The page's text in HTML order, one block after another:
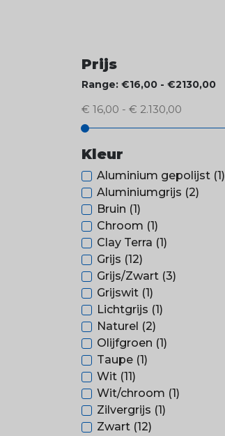
Prijs
Range: €16,00 - €2130,00
€ 16,00 - € 2.130,00
Kleur
Aluminium gepolijst (1)
Aluminiumgrijs (2)
Bruin (1)
Chroom (1)
Clay Terra (1)
Grijs (12)
Grijs/Zwart (3)
Grijswit (1)
Lichtgrijs (1)
Naturel (2)
Olijfgroen (1)
Taupe (1)
Wit (11)
Wit/chroom (1)
Zilvergrijs (1)
Zwart (12)